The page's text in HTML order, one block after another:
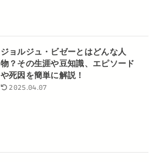
ジョルジュ・ビゼーとはどんな人
物？その生涯や豆知識、エピソード
や死因を簡単に解説！
2025.04.07